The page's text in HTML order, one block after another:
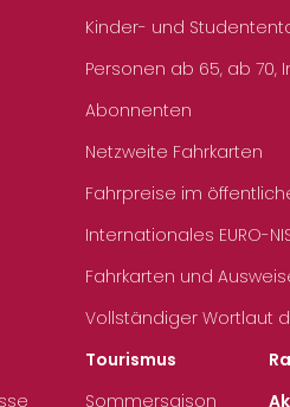
Kinder- und
Personen ab 65, ab 70,
Abonnenten
Netzweite Fahrkarten
Fahrpreise im
Internationales EURO-
Fahrkarten und
Vollständiger Wortlaut
Tourismus
Sommersaison